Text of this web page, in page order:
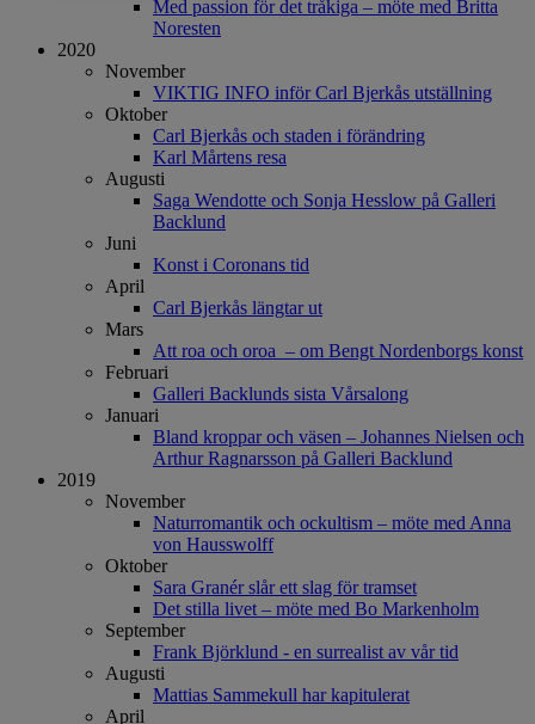
Med passion för det tråkiga – möte med Britta
Noresten
2020
November
VIKTIG INFO inför Carl Bjerkås utställning
Oktober
Carl Bjerkås och staden i förändring
Karl Mårtens resa
Augusti
Saga Wendotte och Sonja Hesslow på Galleri
Backlund
Juni
Konst i Coronans tid
April
Carl Bjerkås längtar ut
Mars
Att roa och oroa – om Bengt Nordenborgs konst
Februari
Galleri Backlunds sista Vårsalong
Januari
Bland kroppar och väsen – Johannes Nielsen och
Arthur Ragnarsson på Galleri Backlund
2019
November
Naturromantik och ockultism – möte med Anna
von Hausswolff
Oktober
Sara Granér slår ett slag för tramset
Det stilla livet – möte med Bo Markenholm
September
Frank Björklund - en surrealist av vår tid
Augusti
Mattias Sammekull har kapitulerat
April